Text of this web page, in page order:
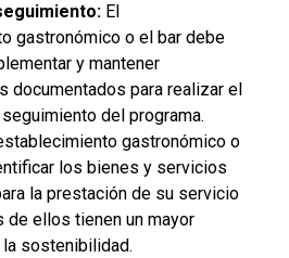
El
gastronómico o el bar debe
y mantener
documentados para realizar el
del programa.
gastronómico o
los bienes y servicios
la prestación de su servicio
de ellos tienen un mayor
sostenibilidad.